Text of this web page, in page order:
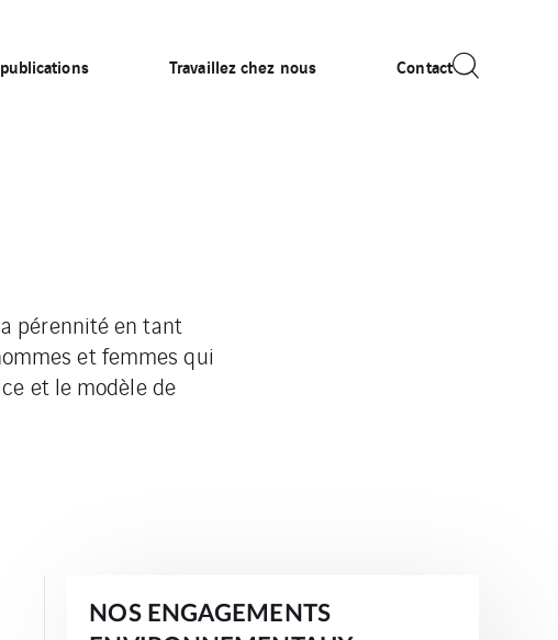
Travaillez chez nous Contact
pérennité en tant
et femmes qui
et le modèle de
NOS ENGAGEMENTS